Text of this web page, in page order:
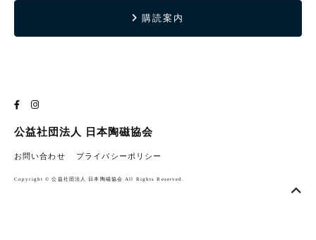
購読案内
公益社団法人 日本陶磁協会
お問い合わせ プライバシーポリシー
Copyright © 公益社団法人 日本陶磁協会 All Rights Reserved.